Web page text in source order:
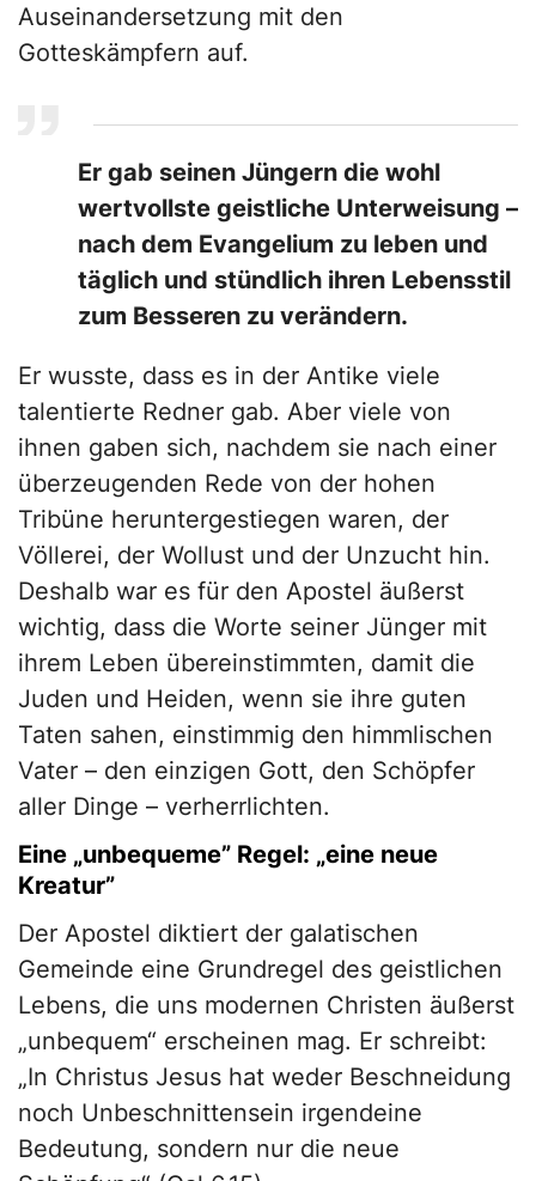
Auseinandersetzung mit den
Gotteskämpfern auf.
Er gab seinen Jüngern die wohl
wertvollste geistliche Unterweisung –
nach dem Evangelium zu leben und
täglich und stündlich ihren Lebensstil
zum Besseren zu verändern.
Er wusste, dass es in der Antike viele
talentierte Redner gab. Aber viele von
ihnen gaben sich, nachdem sie nach einer
überzeugenden Rede von der hohen
Tribüne heruntergestiegen waren, der
Völlerei, der Wollust und der Unzucht hin.
Deshalb war es für den Apostel äußerst
wichtig, dass die Worte seiner Jünger mit
ihrem Leben übereinstimmten, damit die
Juden und Heiden, wenn sie ihre guten
Taten sahen, einstimmig den himmlischen
Vater – den einzigen Gott, den Schöpfer
aller Dinge – verherrlichten.
Eine „unbequeme” Regel: „eine neue
Kreatur”
Der Apostel diktiert der galatischen
Gemeinde eine Grundregel des geistlichen
Lebens, die uns modernen Christen äußerst
„unbequem“ erscheinen mag. Er schreibt:
„In Christus Jesus hat weder Beschneidung
noch Unbeschnittensein irgendeine
Bedeutung, sondern nur die neue